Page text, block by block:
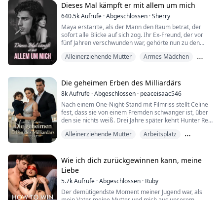
getragen hatte. Stopfte mir Antibabypillen in den Hals,
während ich an meinen Tränen erstickte.
Alle sagten dasselbe: „Sophia, du hast Margaret ge...
Dieses Mal kämpft er mit allem um mich
640.5kAufrufe ·Abgeschlossen ·Sherry
Maya erstarrte, als der Mann den Raum betrat, der
sofort alle Blicke auf sich zog. Ihr Ex-Freund, der vor
fünf Jahren verschwunden war, gehörte nun zu den
wahre Identität mit keinem Wort erwähnt – und war
Wahrheit verschwiegen hatte, um sie zu testen...
Alleinerziehende Mutter
Armes Mädchen
Die geheimen Erben des Milliardärs
8kAufrufe ·Abgeschlossen · peaceisaac546
Nach einem One-Night-Stand mit Filmriss stellt Celine
fest, dass sie von einem Fremden schwanger ist, über
den sie nichts weiß. Drei Jahre später kehrt Hunter Reid
Freundlichkeit und Naivität als irritierend – doch er
kann die Anziehungskraft, die er ihr gegenüber vers...
Alleinerziehende Mutter
Arbeitsplatz
Wie ich dich zurückgewinnen kann, meine
Liebe
5.7kAufrufe ·Abgeschlossen · Ruby
Der demütigendste Moment meiner Jugend war, als